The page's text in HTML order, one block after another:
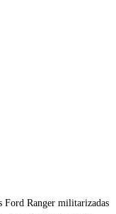
Ford Ranger militarizadas